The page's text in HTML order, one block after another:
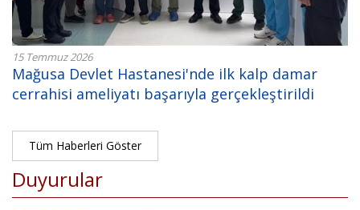
15 Temmuz 2026
Mağusa Devlet Hastanesi'nde ilk kalp damar
cerrahisi ameliyatı başarıyla gerçekleştirildi
Tüm Haberleri Göster
Duyurular